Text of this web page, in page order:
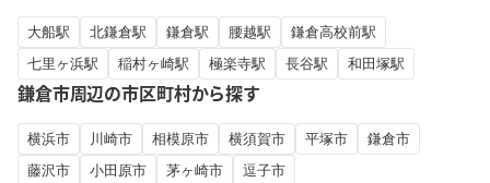
大船駅 北鎌倉駅 鎌倉駅 腰越駅
鎌倉高校前駅
七里ヶ浜駅
稲村ヶ崎駅 極楽寺駅 長谷駅 和田塚駅
鎌倉市周辺の市区町村から探す
横浜市 川崎市 相模原市 横須賀市 平塚市
鎌倉市
藤沢市
小田原市 茅ヶ崎市 逗子市